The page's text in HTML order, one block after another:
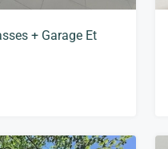
+ Garage Et